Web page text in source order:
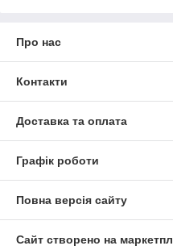
Про нас
Контакти
Доставка та оплата
Графік роботи
Повна версія сайту
Сайт створено на